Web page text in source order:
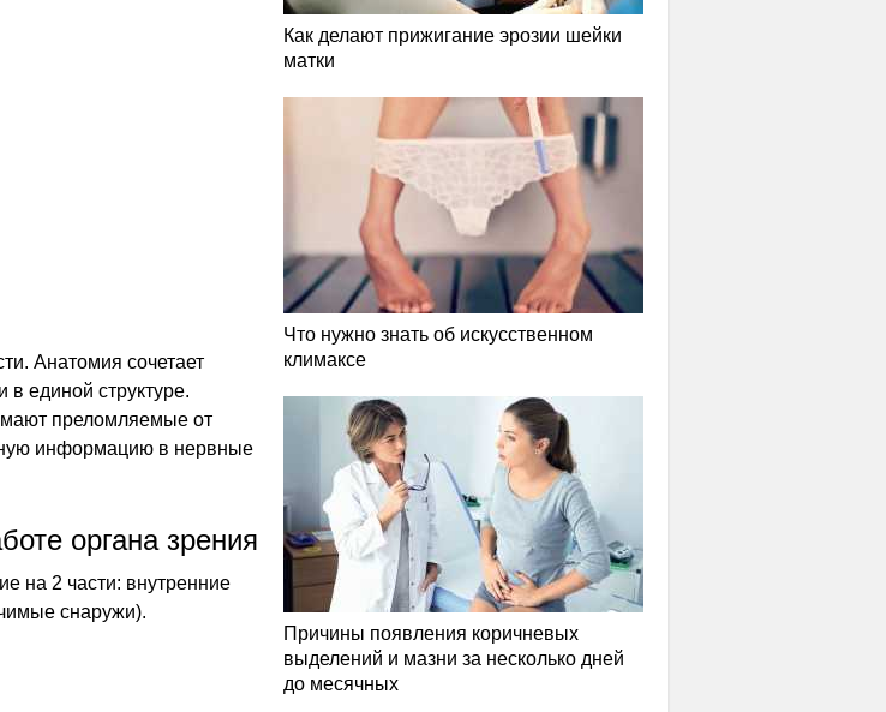
Анатомия сочетает
единой структуре.
преломляемые от
информацию в нервные
органа зрения
на 2 части: внутренние
снаружи).
Как делают прижигание эрозии шейки
матки
Что нужно знать об искусственном
климаксе
Причины появления коричневых
выделений и мазни за несколько дней
до месячных